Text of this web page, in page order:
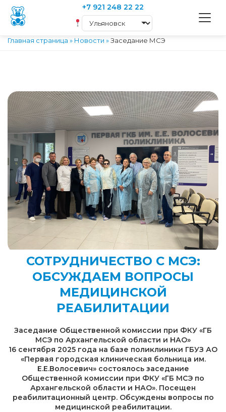
+7 921 248 22 22
Главная страница » Новости »Заседание МСЭ
СОТРУДНИЧЕСТВО С МСЭ:
ОБСУЖДАЕМ ВОПРОСЫ
МЕДИЦИНСКОЙ
РЕАБИЛИТАЦИИ
Заседание Общественной комиссии при ФКУ «ГБ
МСЭ по Архангельской области и НАО»
16 сентября 2025 года на базе поликлиники ГБУЗ АО
«Первая городская клиническая больница им.
Е.Е.Волосевич» состоялось заседание
Общественной комиссии при ФКУ «ГБ МСЭ по
Архангельской области и НАО». Посещен
реабилитационный центр. Обсуждены вопросы по
медицинской реабилитации.